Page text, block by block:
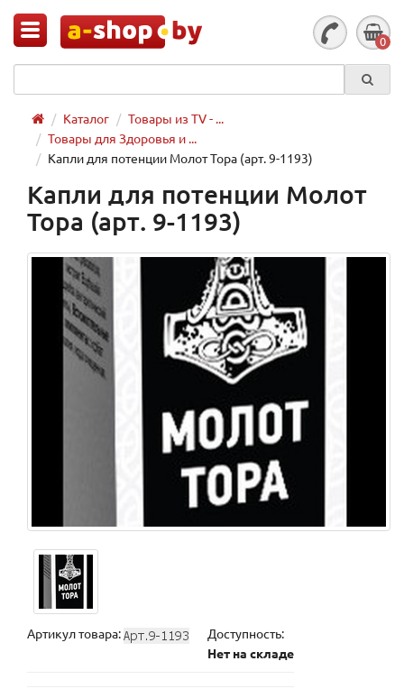
0
Каталог
Товары из TV - ...
Товары для Здоровья и ...
Капли для потенции Молот Тора (арт. 9-1193)
Капли для потенции Молот
Тора (арт. 9-1193)
Артикул товара:
Доступность:
Нет на складе